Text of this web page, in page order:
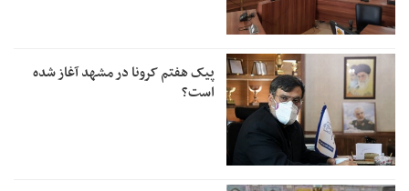
پیک هفتم کرونا در مشهد آغاز شده
است؟